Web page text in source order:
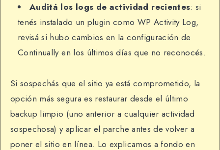
Auditá los logs de actividad recientes: si
tenés instalado un plugin como WP Activity Log,
revisá si hubo cambios en la configuración de
Continually en los últimos días que no reconocés.
Si sospechás que el sitio ya está comprometido, la
opción más segura es restaurar desde el último
backup limpio (uno anterior a cualquier actividad
sospechosa) y aplicar el parche antes de volver a
poner el sitio en línea. Lo explicamos a fondo en